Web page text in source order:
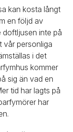
kan kosta långt
en följd av
doftljusen inte på
vår personliga
i det
kommer
sig än vad en
tid har lagts på
har